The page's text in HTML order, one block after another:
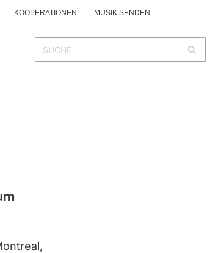
KOOPERATIONEN MUSIK SENDEN